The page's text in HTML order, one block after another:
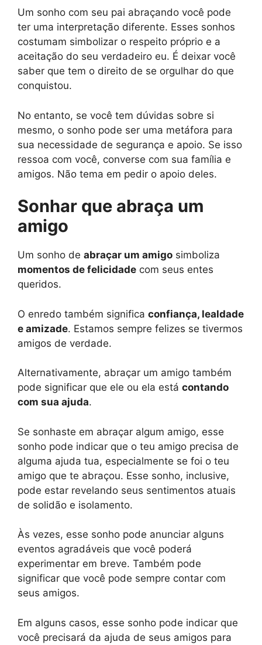
Um sonho com seu pai abraçando você pode
ter uma interpretação diferente. Esses sonhos
costumam simbolizar o respeito próprio e a
aceitação do seu verdadeiro eu. É deixar você
saber que tem o direito de se orgulhar do que
conquistou.
No entanto, se você tem dúvidas sobre si
mesmo, o sonho pode ser uma metáfora para
sua necessidade de segurança e apoio. Se isso
ressoa com você, converse com sua família e
amigos. Não tema em pedir o apoio deles.
Sonhar que abraça um
amigo
Um sonho de abraçar um amigo simboliza
momentos de felicidade com seus entes
queridos.
O enredo também significa confiança, lealdade
e amizade. Estamos sempre felizes se tivermos
amigos de verdade.
Alternativamente, abraçar um amigo também
pode significar que ele ou ela está contando
com sua ajuda.
Se sonhaste em abraçar algum amigo, esse
sonho pode indicar que o teu amigo precisa de
alguma ajuda tua, especialmente se foi o teu
amigo que te abraçou. Esse sonho, inclusive,
pode estar revelando seus sentimentos atuais
de solidão e isolamento.
Às vezes, esse sonho pode anunciar alguns
eventos agradáveis ​​que você poderá
experimentar em breve. Também pode
significar que você pode sempre contar com
seus amigos.
Em alguns casos, esse sonho pode indicar que
você precisará da ajuda de seus amigos para